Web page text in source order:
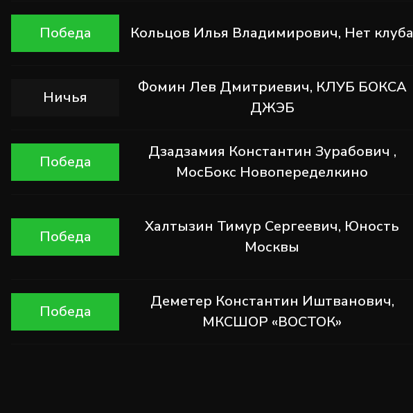
Победа Кольцов Илья Владимирович, Нет клуба
Ничья
Фомин Лев Дмитриевич, КЛУБ БОКСА
ДЖЭБ
Победа
Дзадзамия Константин Зурабович ,
МосБокс Новопеределкино
Победа
Халтызин Тимур Сергеевич, Юность
Москвы
Победа
Деметер Константин Иштванович,
МКСШОР «ВОСТОК»